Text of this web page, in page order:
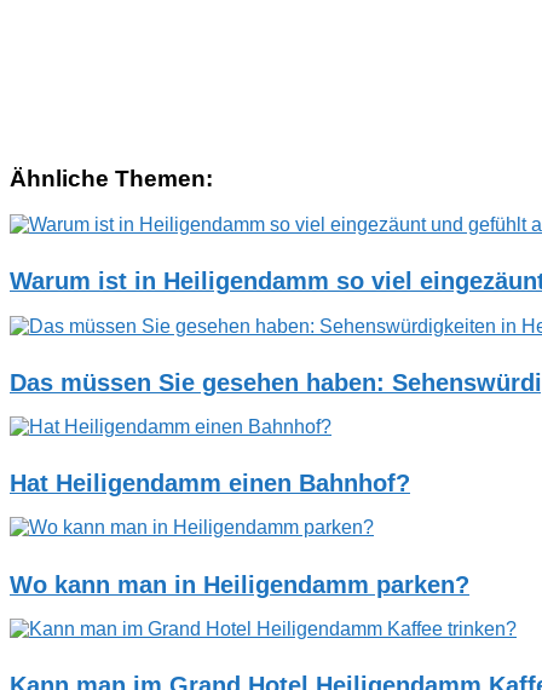
Ähnliche Themen:
Warum ist in Heiligendamm so viel
Das müssen Sie gesehen haben:
Hat Heiligendamm einen Bahnhof?
Wo kann man in Heiligendamm parken?